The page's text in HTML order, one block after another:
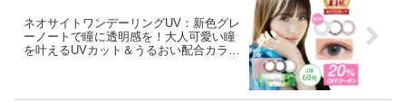
ネオサイトワンデーリングUV：新色グレ
ーノートで瞳に透明感を！大人可愛い瞳
を叶えるUVカット＆うるおい配合カラコ